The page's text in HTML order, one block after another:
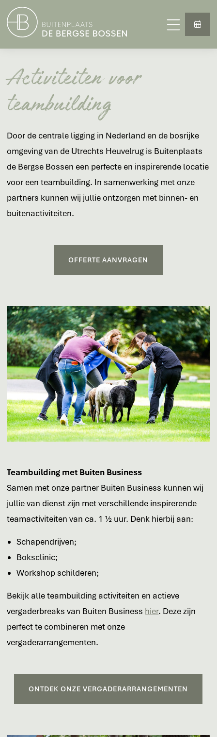
Activiteiten voor
teambuilding
Door de centrale ligging in Nederland en de bosrijke
omgeving van de Utrechts Heuvelrug is Buitenplaats
de Bergse Bossen een perfecte en inspirerende locatie
voor een teambuilding. In samenwerking met onze
partners kunnen wij jullie ontzorgen met binnen- en
buitenactiviteiten.
OFFERTE AANVRAGEN
Teambuilding met Buiten Business
Samen met onze partner Buiten Business kunnen wij
jullie van dienst zijn met verschillende inspirerende
teamactiviteiten van ca. 1 ½ uur. Denk hierbij aan:
Schapendrijven;
Boksclinic;
Workshop schilderen;
Bekijk alle teambuilding activiteiten en actieve
vergaderbreaks van Buiten Business hier. Deze zijn
perfect te combineren met onze
vergaderarrangementen.
ONTDEK ONZE VERGADERARRANGEMENTEN